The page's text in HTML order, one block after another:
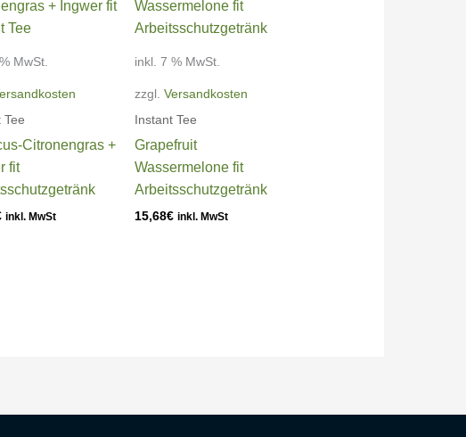
MwSt.
Tee
Citronengras +
fit
inkl. MwSt
inkl. 7 % MwSt.
zzgl. Versandkosten
Instant Tee
Grapefruit
Wassermelone fit
Arbeitsschutzgetränk
15,68€ inkl. MwSt